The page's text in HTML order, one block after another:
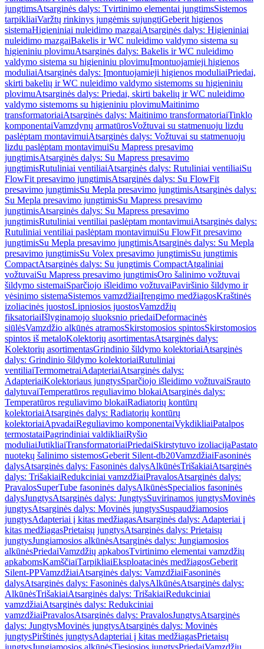
jungtimsAtsarginės dalys: Tvirtinimo elementai jungtimsSistemos
tarpikliaiVaržtų rinkinys jungėmis sujungtiGeberit higienos
sistemaHigieniniai nuleidimo mazgaiAtsarginės dalys: Higieniniai
nuleidimo mazgaiBakelis ir WC nuleidimo valdymo sistema su
higieniniu plovimuAtsarginės dalys: Bakelis ir WC nuleidimo
valdymo sistema su higieniniu plovimuĮmontuojamieji higienos
moduliaiAtsarginės dalys: Įmontuojamieji higienos moduliaiPriedai,
skirti bakelių ir WC nuleidimo valdymo sistemoms su higieniniu
plovimuAtsarginės dalys: Priedai, skirti bakelių ir WC nuleidimo
valdymo sistemoms su higieniniu plovimuMaitinimo
transformatoriaiAtsarginės dalys: Maitinimo transformatoriaiTinklo
komponentaiVamzdynų armatūrosVožtuvai su statmenuoju lizdu
paslėptam montavimuiAtsarginės dalys: Vožtuvai su statmenuoju
lizdu paslėptam montavimuiSu Mapress presavimo
jungtimisAtsarginės dalys: Su Mapress presavimo
jungtimisRutuliniai ventiliaiAtsarginės dalys: Rutuliniai ventiliaiSu
FlowFit presavimo jungtimisAtsarginės dalys: Su FlowFit
presavimo jungtimisSu Mepla presavimo jungtimisAtsarginės dalys:
Su Mepla presavimo jungtimisSu Mapress presavimo
jungtimisAtsarginės dalys: Su Mapress presavimo
jungtimisRutuliniai ventiliai paslėptam montavimuiAtsarginės dalys:
Rutuliniai ventiliai paslėptam montavimuiSu FlowFit presavimo
jungtimisSu Mepla presavimo jungtimisAtsarginės dalys: Su Mepla
presavimo jungtimisSu Volex presavimo jungtimisSu jungtimis
CompactAtsarginės dalys: Su jungtimis CompactAtgaliniai
vožtuvaiSu Mapress presavimo jungtimisOro šalinimo vožtuvai
šildymo sistemaiSparčiojo išleidimo vožtuvaiPaviršinio šildymo ir
vėsinimo sistemaSistemos vamzdžiaiĮrengimo medžiagosKraštinės
izoliacinės juostosLipniosios juostosVamzdžių
fiksatoriaiIšlyginamojo sluoksnio priedaiDeformacinės
siūlėsVamzdžio alkūnės atramosSkirstomosios spintosSkirstomosios
spintos iš metaloKolektorių asortimentasAtsarginės dalys:
Kolektorių asortimentasGrindinio šildymo kolektoriaiAtsarginės
dalys: Grindinio šildymo kolektoriaiRutuliniai
ventiliaiTermometraiAdapteriaiAtsarginės dalys:
AdapteriaiKolektoriaus jungtysSparčiojo išleidimo vožtuvaiSrauto
dalytuvaiTemperatūros reguliavimo blokaiAtsarginės dalys:
Temperatūros reguliavimo blokaiRadiatorių kontūrų
kolektoriaiAtsarginės dalys: Radiatorių kontūrų
kolektoriaiApvadaiReguliavimo komponentaiVykdikliaiPatalpos
termostataiPagrindiniai valdikliaiRyšio
moduliaiJutikliaiTransformatoriaiPriedaiSkirstytuvo izoliacijaPastato
nuotekų šalinimo sistemosGeberit Silent-db20VamzdžiaiFasoninės
dalysAtsarginės dalys: Fasoninės dalysAlkūnėsTrišakiaiAtsarginės
dalys: TrišakiaiRedukciniai vamzdžiaiPravalosAtsarginės dalys:
PravalosSuperTube fasoninės dalysAlkūnėsSpecialios fasoninės
dalysJungtysAtsarginės dalys: JungtysSuvirinamos jungtysMovinės
jungtysAtsarginės dalys: Movinės jungtysSuspaudžiamosios
jungtysAdapteriai į kitas medžiagasAtsarginės dalys: Adapteriai į
kitas medžiagasPrietaisų jungtysAtsarginės dalys: Prietaisų
jungtysJungiamosios alkūnėsAtsarginės dalys: Jungiamosios
alkūnėsPriedaiVamzdžių apkabosTvirtinimo elementai vamzdžių
apkabomsKamščiaiTarpikliaiEksploatacinės medžiagosGeberit
Silent-PPVamzdžiaiAtsarginės dalys: VamzdžiaiFasoninės
dalysAtsarginės dalys: Fasoninės dalysAlkūnėsAtsarginės dalys:
AlkūnėsTrišakiaiAtsarginės dalys: TrišakiaiRedukciniai
vamzdžiaiAtsarginės dalys: Redukciniai
vamzdžiaiPravalosAtsarginės dalys: PravalosJungtysAtsarginės
dalys: JungtysMovinės jungtysAtsarginės dalys: Movinės
jungtysPirštinės jungtysAdapteriai į kitas medžiagasPrietaisų
jungtysJungiamosios alkūnėsTiesiosios jungtysPriedaiVamzdžių